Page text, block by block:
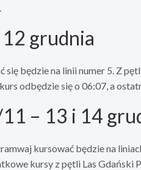
grudnia
się będzie na linii numer 5. Z
odbędzie się o 06:07, a
– 13 i 14
kursować będzie na
kursy z pętli Las Gdański